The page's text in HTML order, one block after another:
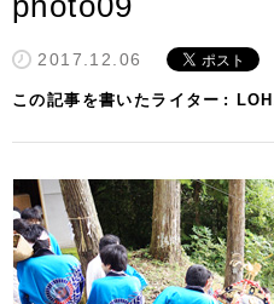
2017.12.06
この記事を書いたライター